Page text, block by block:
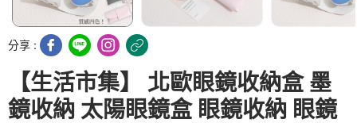
分享 :
【生活市集】 北歐眼鏡收納盒 墨
鏡收納 太陽眼鏡盒 眼鏡收納 眼鏡